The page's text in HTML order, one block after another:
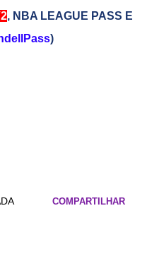
, NBA LEAGUE PASS E
)
COMPARTILHAR